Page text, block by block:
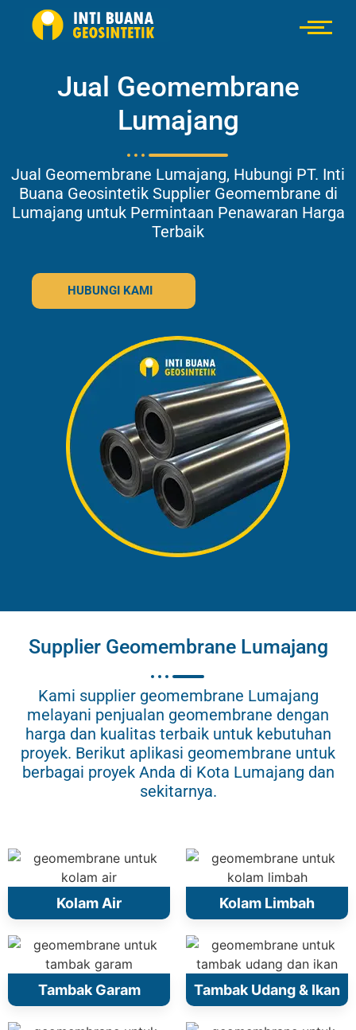
Jual Geomembrane
Lumajang
Jual Geomembrane Lumajang, Hubungi PT. Inti
Buana Geosintetik Supplier Geomembrane di
Lumajang untuk Permintaan Penawaran Harga
Terbaik
HUBUNGI KAMI
Supplier Geomembrane Lumajang
Kami supplier geomembrane Lumajang
melayani penjualan geomembrane dengan
harga dan kualitas terbaik untuk kebutuhan
proyek. Berikut aplikasi geomembrane untuk
berbagai proyek Anda di Kota Lumajang dan
sekitarnya.
Kolam Air Kolam Limbah
Tambak Garam Tambak Udang & Ikan